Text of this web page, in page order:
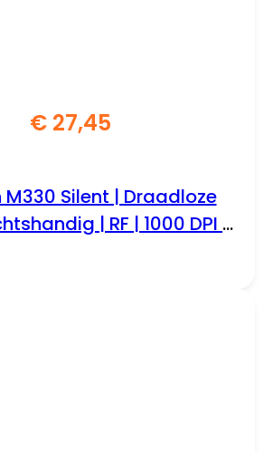
€ 27,45
Silent | Draadloze
| RF | 1000 DPI |